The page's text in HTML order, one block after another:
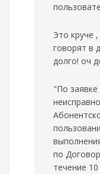
Это круче
говорят в
долго! оч
"По
по
течение